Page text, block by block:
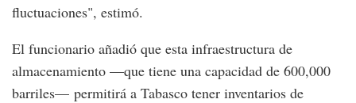
fluctuaciones", estimó.
El funcionario añadió que esta infraestructura de
almacenamiento —que tiene una capacidad de 600,000
barriles— permitirá a Tabasco tener inventarios de